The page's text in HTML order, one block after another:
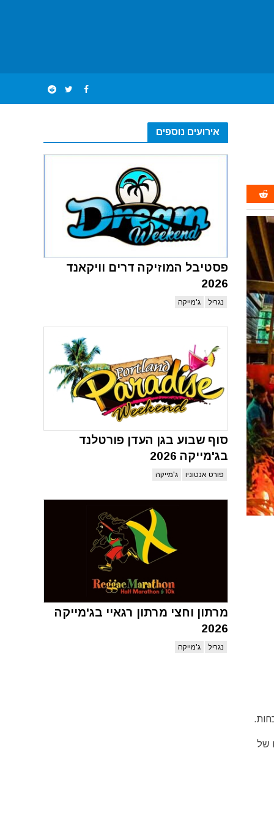
אירועים נוספים
פסטיבל המוזיקה דרים וויקאנד
2026
נגריל ג'מייקה
סוף שבוע בגן העדן פורטלנד
בג'מייקה 2026
פורט אנטוניו ג'מייקה
מרתון וחצי מרתון רגאיי בג'מייקה
2026
נגריל ג'מייקה
של